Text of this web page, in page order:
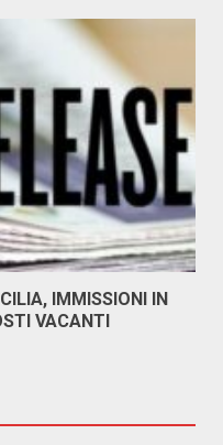
IMMISSIONI IN
VACANTI